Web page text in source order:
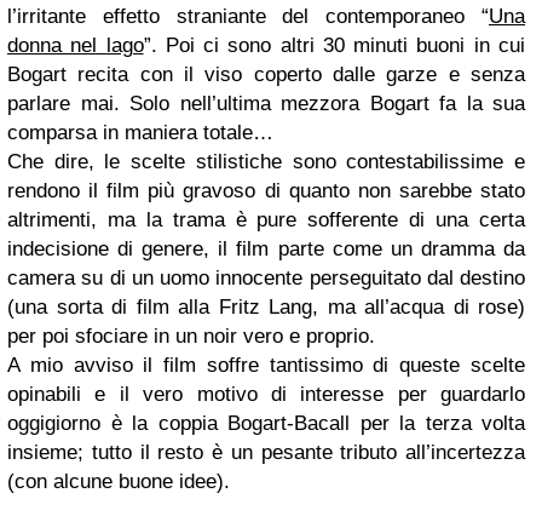
l’irritante effetto straniante del contemporaneo “Una
donna nel lago”. Poi ci sono altri 30 minuti buoni in cui
Bogart recita con il viso coperto dalle garze e senza
parlare mai. Solo nell’ultima mezzora Bogart fa la sua
comparsa in maniera totale…
Che dire, le scelte stilistiche sono contestabilissime e
rendono il film più gravoso di quanto non sarebbe stato
altrimenti, ma la trama è pure sofferente di una certa
indecisione di genere, il film parte come un dramma da
camera su di un uomo innocente perseguitato dal destino
(una sorta di film alla Fritz Lang, ma all’acqua di rose)
per poi sfociare in un noir vero e proprio.
A mio avviso il film soffre tantissimo di queste scelte
opinabili e il vero motivo di interesse per guardarlo
oggigiorno è la coppia Bogart-Bacall per la terza volta
insieme; tutto il resto è un pesante tributo all’incertezza
(con alcune buone idee).